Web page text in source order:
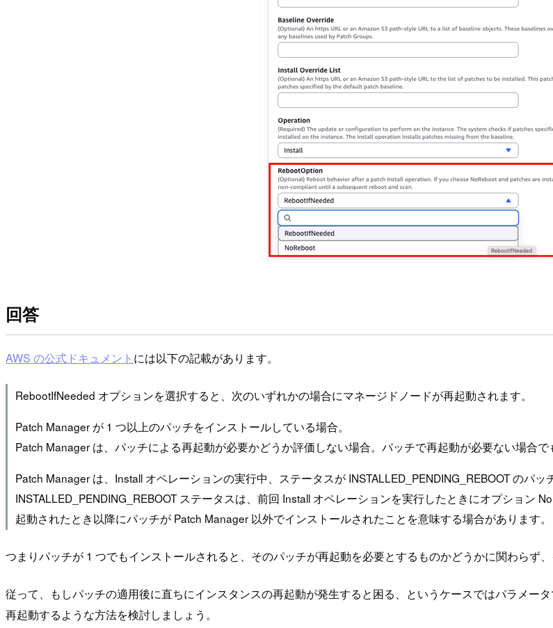
回答
AWS の公式ドキュメント には以下の記載があります。
RebootIfNeeded オプションを選択すると、次のいずれかの場合にマネージドノードが再起動されます。
Patch Manager が 1 つ以上のパッチをインストールしている場合。
Patch Manager は、パッチによる再起動が必要かどうか評価しない場合。パッチで再起動が必要ない場合で
Patch Manager は、Install オペレーションの実行中、ステータスが INSTALLED_PENDING_REBOOT のパッ
INSTALLED_PENDING_REBOOT ステータスは、前回 Install オペレーションを実行したときにオプション
起動されたとき以降にパッチが Patch Manager 以外でインストールされたことを意味する場合があります。
つまりパッチが 1 つでもインストールされると、そのパッチが再起動を必要とするものかどうかに関わらず
従って、もしパッチの適用後に直ちにインスタンスの再起動が発生すると困る、というケースではパラメー
再起動するような方法を検討しましょう。